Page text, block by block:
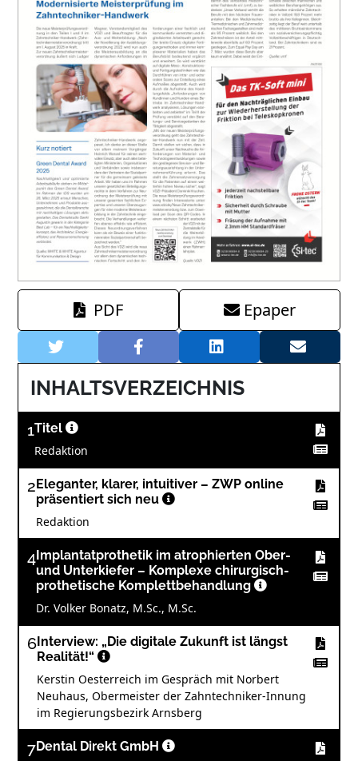
PDF Epaper
INHALTSVERZEICHNIS
1Titel
Redaktion
2 Eleganter, klarer, intuitiver – ZWP online
präsentiert sich neu
Redaktion
4 Implantatprothetik im atrophierten Ober-
und Unterkiefer – Komplexe chirurgisch-
prothetische Komplettbehandlung
Dr. Volker Bonatz, M.Sc., M.Sc.
6 Interview: „Die digitale Zukunft ist längst
Realität!“
Kerstin Oesterreich im Gespräch mit Norbert
Neuhaus, Obermeister der Zahntechniker-Innung
im Regierungsbezirk Arnsberg
7Dental Direkt GmbH